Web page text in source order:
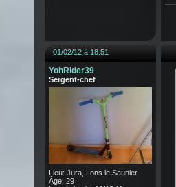
01/02/12 à 18:51
YohRider39
Sergent-chef
Lieu: Jura, Lons le Saunier
Âge: 29